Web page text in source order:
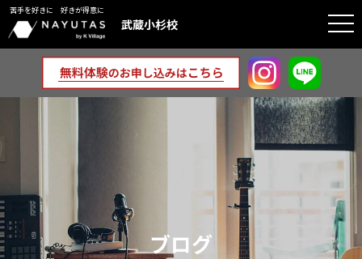
苦手を好きに 好きが得意に
武蔵小杉校
ブログ